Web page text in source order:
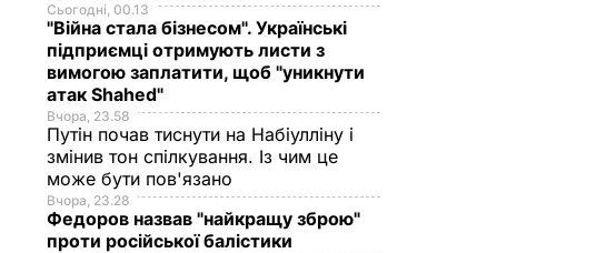
Сьогодні, 00.13
"Війна стала бізнесом". Українські
підприємці отримують листи з
вимогою заплатити, щоб "уникнути
атак Shahed"
Вчора, 23.58
Путін почав тиснути на Набіулліну і
змінив тон спілкування. Із чим це
може бути пов'язано
Вчора, 23.28
Федоров назвав "найкращу зброю"
проти російської балістики